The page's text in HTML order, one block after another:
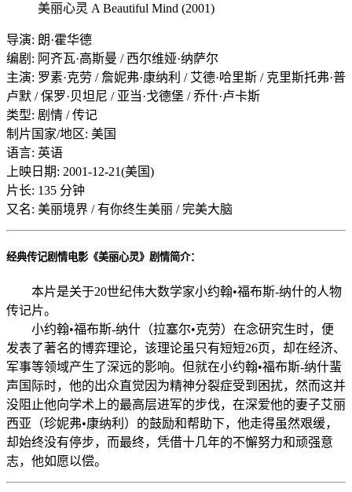
美丽心灵 A Beautiful Mind (2001)
导演: 朗·霍华德
编剧: 阿齐瓦·高斯曼 / 西尔维娅·纳萨尔
主演: 罗素·克劳 / 詹妮弗·康纳利 / 艾德·哈里斯 / 克里斯托弗·普
卢默 / 保罗·贝坦尼 / 亚当·戈德堡 / 乔什·卢卡斯
类型: 剧情 / 传记
制片国家/地区: 美国
语言: 英语
上映日期: 2001-12-21(美国)
片长: 135 分钟
又名: 美丽境界 / 有你终生美丽 / 完美大脑
经典传记剧情电影《美丽心灵》剧情简介：
本片是关于20世纪伟大数学家小约翰•福布斯-纳什的人物
传记片。
小约翰•福布斯-纳什（拉塞尔•克劳）在念研究生时，便
发表了著名的博弈理论，该理论虽只有短短26页，却在经济、
军事等领域产生了深远的影响。但就在小约翰•福布斯-纳什蜚
声国际时，他的出众直觉因为精神分裂症受到困扰，然而这并
没阻止他向学术上的最高层进军的步伐，在深爱他的妻子艾丽
西亚（珍妮弗•康纳利）的鼓励和帮助下，他走得虽然艰缓，
却始终没有停步，而最终，凭借十几年的不懈努力和顽强意
志，他如愿以偿。